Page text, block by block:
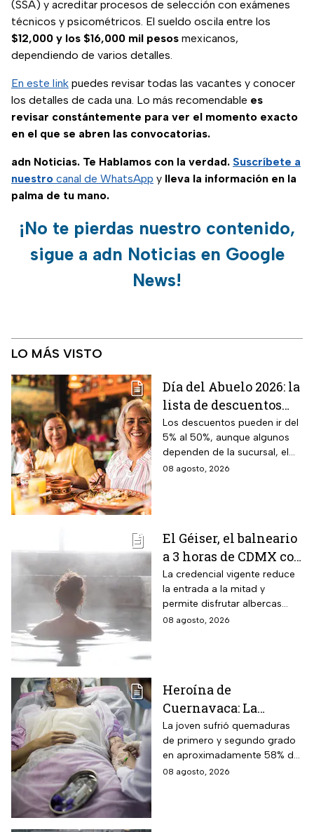
(SSA) y acreditar procesos de selección con exámenes
técnicos y psicométricos. El sueldo oscila entre los
$12,000 y los $16,000 mil pesos mexicanos,
dependiendo de varios detalles.
En este link puedes revisar todas las vacantes y conocer
los detalles de cada una. Lo más recomendable es
revisar constántemente para ver el momento exacto
en el que se abren las convocatorias.
adn Noticias. Te Hablamos con la verdad. Suscríbete a
nuestro canal de WhatsApp y lleva la información en la
palma de tu mano.
¡No te pierdas nuestro contenido,
sigue a adn Noticias en Google
News!
LO MÁS VISTO
Día del Abuelo 2026: la
lista de descuentos
con tu credencial
INAPAM en
restaurantes,
transporte y tiendas
Los descuentos pueden ir del
5% al 50%, aunque algunos
dependen de la sucursal, el
servicio y los lugares
08 agosto, 2026
El Géiser, el balneario
a 3 horas de CDMX con
aguas termales de 45°
y descuentos para
adultos mayores del
INAPAM: ¿cuánto
La credencial vigente reduce
la entrada a la mitad y
permite disfrutar albercas
termales, vapor natural y
08 agosto, 2026
Heroína de
Cuernavaca: La
historia de Carla, la
adolescente que
protegió a su
hermanita de 4 años
La joven sufrió quemaduras
de primero y segundo grado
en aproximadamente 58% de
su cuerpo, principalmente en
08 agosto, 2026